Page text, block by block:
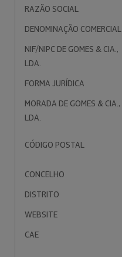
RAZÃO SOCIAL
DENOMINAÇÃO COMERCIAL
NIF/NIPC DE GOMES & CIA.,
LDA.
FORMA JURÍDICA
MORADA DE GOMES & CIA.,
LDA.
CÓDIGO POSTAL
CONCELHO
DISTRITO
WEBSITE
CAE